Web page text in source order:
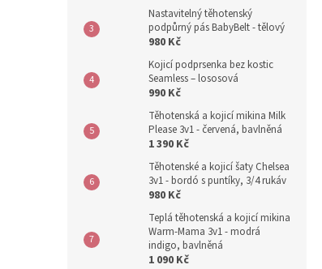
Nastavitelný těhotenský
podpůrný pás BabyBelt - tělový
980 Kč
Kojicí podprsenka bez kostic
Seamless – lososová
990 Kč
Těhotenská a kojicí mikina Milk
Please 3v1 - červená, bavlněná
1 390 Kč
Těhotenské a kojicí šaty Chelsea
3v1 - bordó s puntíky, 3/4 rukáv
980 Kč
Teplá těhotenská a kojicí mikina
Warm-Mama 3v1 - modrá
indigo, bavlněná
1 090 Kč